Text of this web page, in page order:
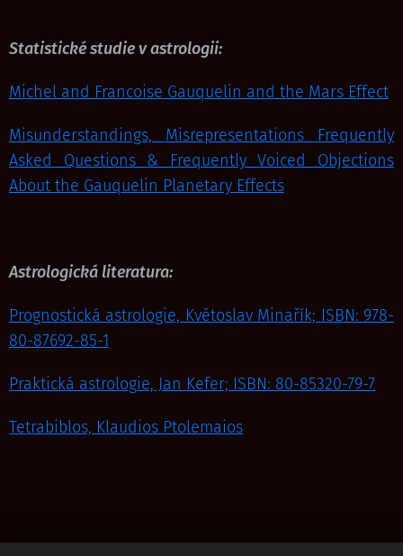
Statistické studie v astrologii:
Michel and Francoise Gauquelin and the Mars Effect
Misunderstandings, Misrepresentations Frequently
Asked Questions & Frequently Voiced Objections
About the Gauquelin Planetary Effects
Astrologická literatura:
Prognostická astrologie, Květoslav Minařík; ISBN: 978-
80-87692-85-1
Praktická astrologie, Jan Kefer; ISBN: 80-85320-79-7
Tetrabiblos, Klaudios Ptolemaios